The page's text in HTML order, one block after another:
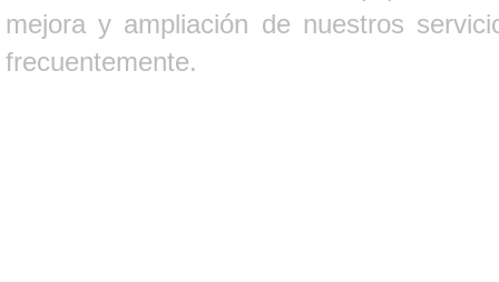
mejora y ampliación de nuestros
frecuentemente.